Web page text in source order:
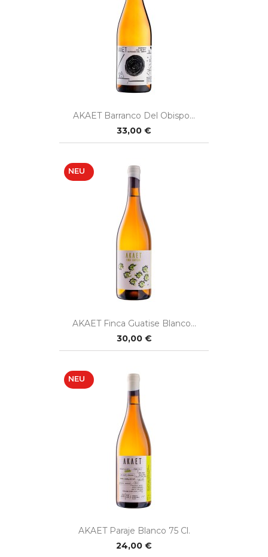
AKAET Barranco Del Obispo...
33,00 €
AKAET Finca Guatise Blanco...
30,00 €
NEU
AKAET Paraje Blanco 75 Cl.
24,00 €
NEU